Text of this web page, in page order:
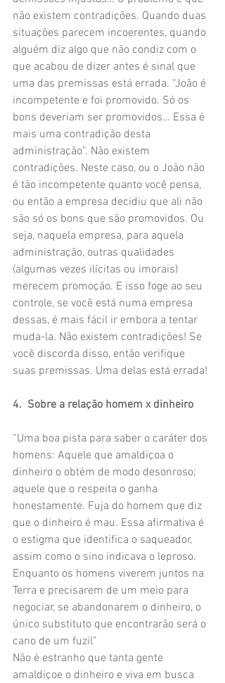
não existem contradições. Quando duas
situações parecem incoerentes, quando
alguém diz algo que não condiz com o
que acabou de dizer antes é sinal que
uma das premissas está errada. “João é
incompetente e foi promovido. Só os
bons deveriam ser promovidos… Essa é
mais uma contradição desta
administração”. Não existem
contradições. Neste caso, ou o João não
é tão incompetente quanto você pensa,
ou então a empresa decidiu que ali não
são só os bons que são promovidos. Ou
seja, naquela empresa, para aquela
administração, outras qualidades
(algumas vezes ilícitas ou imorais)
merecem promoção. E isso foge ao seu
controle, se você está numa empresa
dessas, é mais fácil ir embora a tentar
muda-la. Não existem contradições! Se
você discorda disso, então verifique
suas premissas. Uma delas está errada!
4.  Sobre a relação homem x dinheiro
“Uma boa pista para saber o caráter dos
homens: Aquele que amaldiçoa o
dinheiro o obtém de modo desonroso;
aquele que o respeita o ganha
honestamente. Fuja do homem que diz
que o dinheiro é mau. Essa afirmativa é
o estigma que identifica o saqueador,
assim como o sino indicava o leproso.
Enquanto os homens viverem juntos na
Terra e precisarem de um meio para
negociar, se abandonarem o dinheiro, o
único substituto que encontrarão será o
cano de um fuzil”
Não é estranho que tanta gente
amaldiçoe o dinheiro e viva em busca